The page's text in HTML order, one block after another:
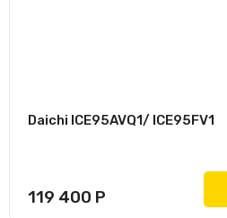
Daichi ICE95AVQ1/ ICE95FV1
119 400 Р